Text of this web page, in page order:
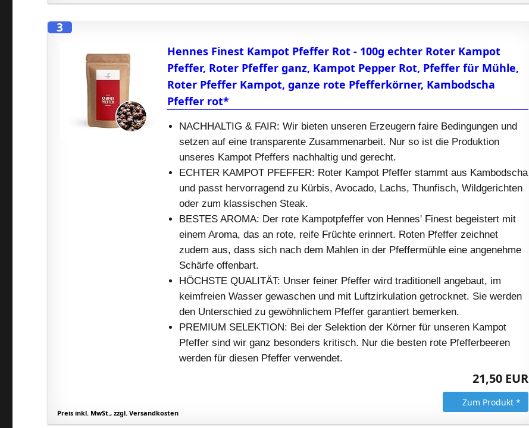
3
Hennes Finest Kampot Pfeffer Rot - 100g echter Roter Kampot
Pfeffer, Roter Pfeffer ganz, Kampot Pepper Rot, Pfeffer für Mühle,
Roter Pfeffer Kampot, ganze rote Pfefferkörner, Kambodscha
Pfeffer rot*
NACHHALTIG & FAIR: Wir bieten unseren Erzeugern faire Bedingungen und
setzen auf eine transparente Zusammenarbeit. Nur so ist die Produktion
unseres Kampot Pfeffers nachhaltig und gerecht.
ECHTER KAMPOT PFEFFER: Roter Kampot Pfeffer stammt aus Kambodscha
und passt hervorragend zu Kürbis, Avocado, Lachs, Thunfisch, Wildgerichten
oder zum klassischen Steak.
BESTES AROMA: Der rote Kampotpfeffer von Hennes' Finest begeistert mit
einem Aroma, das an rote, reife Früchte erinnert. Roten Pfeffer zeichnet
zudem aus, dass sich nach dem Mahlen in der Pfeffermühle eine angenehme
Schärfe offenbart.
HÖCHSTE QUALITÄT: Unser feiner Pfeffer wird traditionell angebaut, im
keimfreien Wasser gewaschen und mit Luftzirkulation getrocknet. Sie werden
den Unterschied zu gewöhnlichem Pfeffer garantiert bemerken.
PREMIUM SELEKTION: Bei der Selektion der Körner für unseren Kampot
Pfeffer sind wir ganz besonders kritisch. Nur die besten rote Pfefferbeeren
werden für diesen Pfeffer verwendet.
21,50 EUR
Zum Produkt *
Preis inkl. MwSt., zzgl. Versandkosten